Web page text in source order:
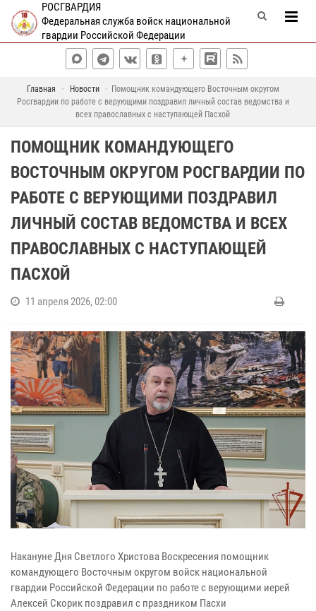
РОСГВАРДИЯ
Федеральная служба войск национальной
гвардии Российской Федерации
Главная Новости
Помощник командующего Восточным округом
Росгвардии по работе с верующими поздравил личный состав ведомства и
всех православных с наступающей Пасхой
ПОМОЩНИК КОМАНДУЮЩЕГО
ВОСТОЧНЫМ ОКРУГОМ РОСГВАРДИИ ПО
РАБОТЕ С ВЕРУЮЩИМИ ПОЗДРАВИЛ
ЛИЧНЫЙ СОСТАВ ВЕДОМСТВА И ВСЕХ
ПРАВОСЛАВНЫХ С НАСТУПАЮЩЕЙ
ПАСХОЙ
11 апреля 2026, 02:00
Накануне Дня Светлого Христова Воскресения помощник
командующего Восточным округом войск национальной
гвардии Российской Федерации по работе с верующими иерей
Алексей Скорик поздравил с праздником Пасхи